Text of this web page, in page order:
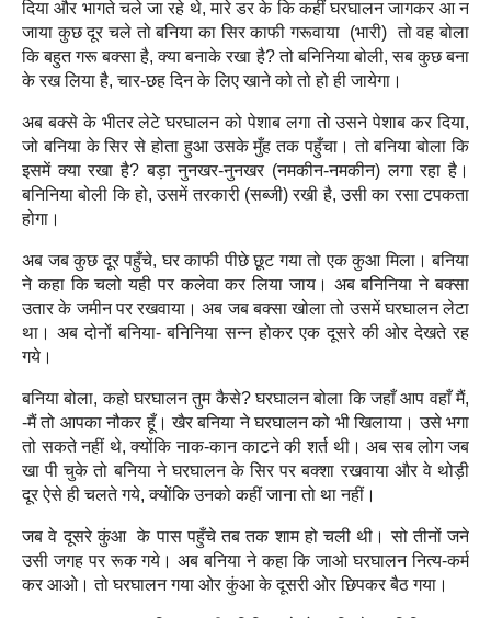
दिया और भागते चले जा रहे थे, मारे डर के कि कहीं घरघालन जागकर आ न
जाया कुछ दूर चले तो बनिया का सिर काफी गरूवाया (भारी) तो वह बोला
कि बहुत गरू बक्सा है, क्या बनाके रखा है? तो बनिनिया बोली, सब कुछ बना
के रख लिया है, चार-छह दिन के लिए खाने को तो हो ही जायेगा।
अब बक्से के भीतर लेटे घरघालन को पेशाब लगा तो उसने पेशाबकर दिया,
जो बनिया के सिर से होता हुआ उसके मुँह तक पहुँचा। तो बनिया बोला कि
इसमें क्या रखा है? बड़ा नुनखर-नुनखर (नमकीन-नमकीन) लगा रहा है।
बनिनिया बोली कि हो, उसमें तरकारी (सब्जी) रखी है, उसी का रसा टपकता
होगा।
अब जब कुछ दूर पहुँचे, घर काफी पीछे छूट गया तो एक कुआ मिला। बनिया
ने कहा कि चलो यही पर कलेवा कर लिया जाय। अब बनिनिया ने बक्सा
उतारके जमीन पर रखवाया। अब जब बक्सा खोला तो उसमें घरघालन लेटा
था। अब दोनों बनिया- बनिनिया सन्‍न होकर एक दूसरे की ओर देखते रह
गये।
बनिया बोला, कहो घरघालन तुम कैसे? घरघालन बोला कि जहाँ आप वहाँ मैं,
-मैं तो आपका नौकर हूँ। खैर बनिया ने घरघालन को भी खिलाया। उसे भगा
तो सकते नहीं थे, क्योंकि नाक-कान काटने की शर्त थी। अब सब लोग जब
खा पी चुके तो बनिया ने घरघालन के सिर पर बक्शा रखवाया और वे थोड़ी
दूर ऐसे ही चलते गये, क्योंकि उनको कहीं जाना तो था नहीं।
जब वे दूसरे कुंआ के पास पहुँचे तब तक शाम हो चली थी। सो तीनों जने
उसी जगह पर रूक गये। अब बनिया ने कहा कि जाओ घरघालन नित्य-कर्म
कर आओ। तो घरघालन गया ओर कुंआ के दूसरी ओर छिपकर बैठ गया।